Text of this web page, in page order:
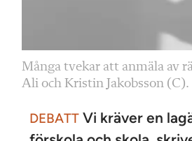
Många tvekar att anmäla av
Ali och Kristin Jakobsson (C).
DEBATT Vi kräver en